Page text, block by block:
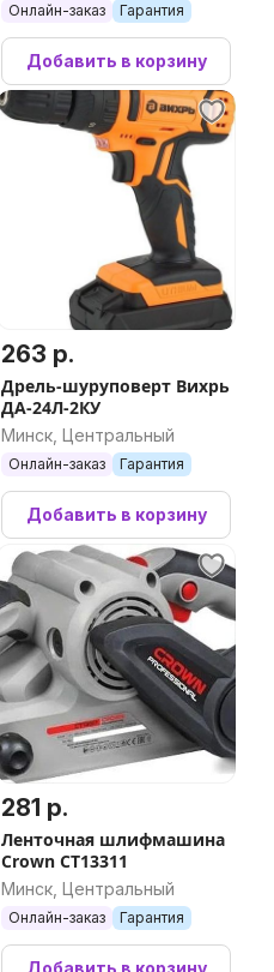
Онлайн-заказ Гарантия
Добавить в корзину
263 р.
Дрель-шуруповерт Вихрь
ДА-24Л-2КУ
Минск, Центральный
Онлайн-заказ Гарантия
Добавить в корзину
281 р.
Ленточная шлифмашина
Crown CT13311
Минск, Центральный
Онлайн-заказ Гарантия
Добавить в корзину